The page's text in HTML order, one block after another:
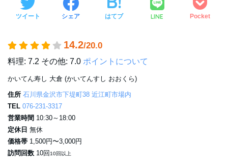
ツイート シェア はてブ LINE Pocket
14.2/20.0
料理: 7.2 その他: 7.0 ポイントについて
かいてん寿し 大倉 (かいてんすし おおくら)
住所 石川県金沢市下堤町38 近江町市場内
TEL 076-231-3317
営業時間 10:30～18:00
定休日 無休
価格帯 1,500円〜3,000円
訪問回数 10回 10回以上